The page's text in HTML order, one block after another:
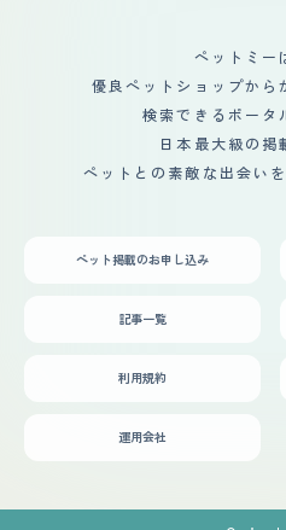
ペットミー
優良ペットショップから
検索できるポータ
日本最大級の掲
ペットとの素敵な出会い
ペット掲載のお申し込み
記事一覧
利用規約
運用会社